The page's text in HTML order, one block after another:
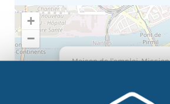
Maison de l'emploi-Mission
+
−